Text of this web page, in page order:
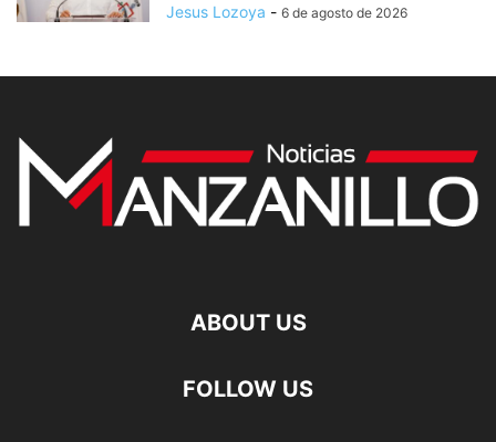
Jesus Lozoya - 6 de agosto de 2026
ABOUT US
FOLLOW US